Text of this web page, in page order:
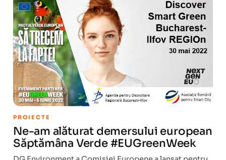
PROIECTE
Ne-am alăturat demersului european
Săptămâna Verde #EUGreenWeek